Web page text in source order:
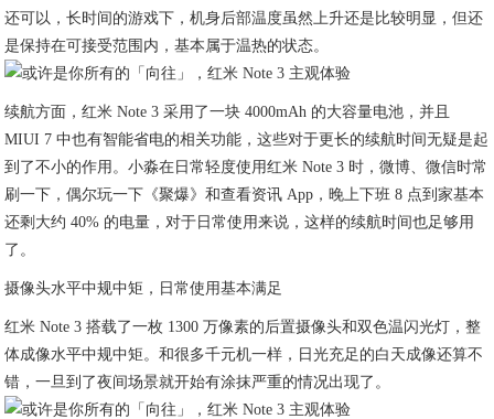
还可以，长时间的游戏下，机身后部温度虽然上升还是比较明显，但还
是保持在可接受范围内，基本属于温热的状态。
续航方面，红米 Note 3 采用了一块 4000mAh 的大容量电池，并且
MIUI 7 中也有智能省电的相关功能，这些对于更长的续航时间无疑是起
到了不小的作用。小淼在日常轻度使用红米 Note 3 时，微博、微信时常
刷一下，偶尔玩一下《聚爆》和查看资讯 App，晚上下班 8 点到家基本
还剩大约 40% 的电量，对于日常使用来说，这样的续航时间也足够用
了。
摄像头水平中规中矩，日常使用基本满足
红米 Note 3 搭载了一枚 1300 万像素的后置摄像头和双色温闪光灯，整
体成像水平中规中矩。和很多千元机一样，日光充足的白天成像还算不
错，一旦到了夜间场景就开始有涂抹严重的情况出现了。